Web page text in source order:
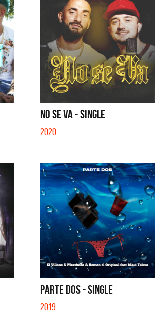
NO SE VA - SINGLE
2020
PARTE DOS - SINGLE
2019